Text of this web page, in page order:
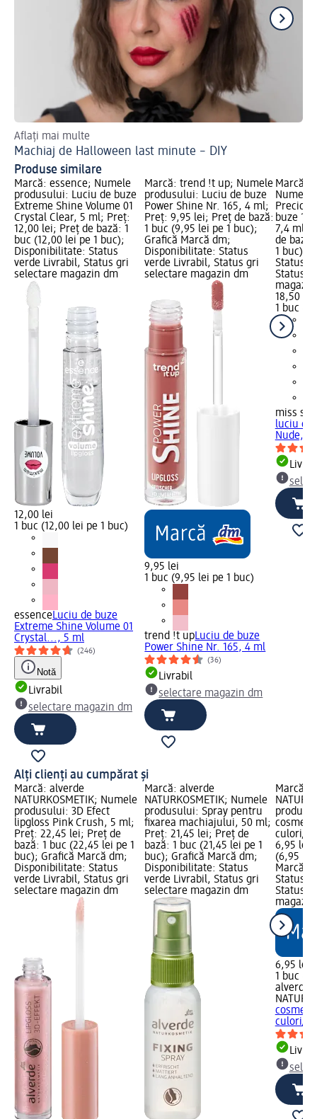
Aflați mai multe
Machiaj de Halloween last minute – DIY
Produse similare
Marcă: essence; Numele
produsului: Luciu de buze
Extreme Shine Volume 01
Crystal Clear, 5 ml; Preț:
12,00 lei; Preț de bază: 1
buc (12,00 lei pe 1 buc);
Disponibilitate: Status
verde Livrabil, Status gri
selectare magazin dm
12,00 lei
1 buc (12,00 lei pe 1 buc)
essenceLuciu de buze
Extreme Shine Volume 01
Crystal..., 5 ml
(246)
Notă
Livrabil
selectare magazin dm
Marcă: trend !t up; Numele
produsului: Luciu de buze
Power Shine Nr. 165, 4 ml;
Preț: 9,95 lei; Preț de bază:
1 buc (9,95 lei pe 1 buc);
Grafică Marcă dm;
Disponibilitate: Status
verde Livrabil, Status gri
selectare magazin dm
9,95 lei
1 buc (9,95 lei pe 1 buc)
trend !t upLuciu de buze
Power Shine Nr. 165, 4 ml
(36)
Livrabil
selectare magazin dm
Marcă:
Numele
buze 15
7,4 ml;
de bază:
1 buc);
Status
Status
18,50 lei
1 buc
miss
luciu de
Nude,
Alți clienți au cumpărat și
Marcă: alverde
NATURKOSMETIK; Numele
produsului: 3D Efect
lipgloss Pink Crush, 5 ml;
Preț: 22,45 lei; Preț de
bază: 1 buc (22,45 lei pe 1
buc); Grafică Marcă dm;
Disponibilitate: Status
verde Livrabil, Status gri
selectare magazin dm
Marcă: alverde
NATURKOSMETIK; Numele
produsului: Spray pentru
fixarea machiajului, 50 ml;
Preț: 21,45 lei; Preț de
bază: 1 buc (21,45 lei pe 1
buc); Grafică Marcă dm;
Disponibilitate: Status
verde Livrabil, Status gri
selectare magazin dm
Marcă:
culori/
6,95 lei;
(6,95 lei
Marcă
Status
Status
6,95 lei
1 buc
alverde
culori/